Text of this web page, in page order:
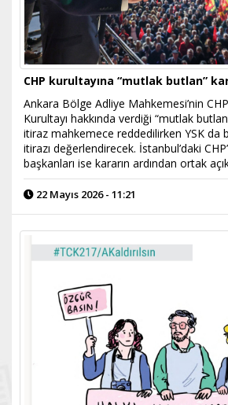
CHP kurultayına “mutlak butlan”
Ankara Bölge Adliye Mahkemesi’nin
Kurultayı hakkında verdiği “mutlak
itiraz mahkemece reddedilirken YSK da
itirazı değerlendirecek. İstanbul’daki
başkanları ise kararın ardından ortak
22 Mayıs 2026 - 11:21